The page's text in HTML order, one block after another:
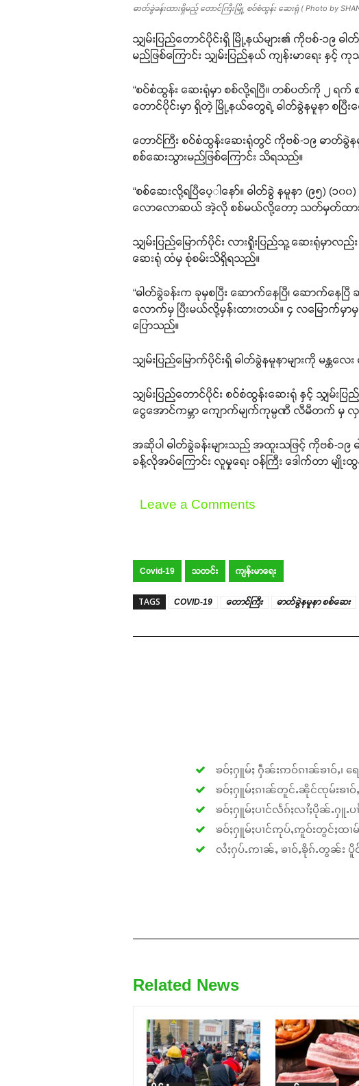
ဓာတ်ခွဲခန်းထားရှိမည့် တောင်ကြီးမြို့ စဝ်စံထွန်း ဆေးရုံ ( Photo by
သျှမ်းပြည်တောင်ပိုင်းရှိ မြို့နယ်များ၏ ကိုဗစ်-၁၉
မည်ဖြစ်ကြောင်း သျှမ်းပြည်နယ် ကျန်းမာရေး နှ
“စဝ်စံထွန်း ဆေးရုံမှာ စစ်လို့ရပြီ။ တစ်ပတ်ကို ၂ ရက်
တောင်ပိုင်းမှာ ရှိတဲ့ မြို့နယ်တွေရဲ့ ဓါတ်ခွဲနမူနာ စပြီ
တောင်ကြီး စဝ်စံထွန်းဆေးရုံတွင် ကိုဗစ်-၁၉ ဓာတ်ခွဲန
စစ်ဆေးသွားမည်ဖြစ်ကြောင်း သိရသည်။
“စစ်ဆေးလို့ရပြီပေ့ါနော်။ ဓါတ်ခွဲ နမူနာ (၉၅)
လောလောဆယ် အဲ့လို စစ်မယ်လို့တော့ သတ်မှတ်ထားပ
သျှမ်းပြည်မြောက်ပိုင်း လားရှိုးပြည်သူ့ ဆေးရုံမှ
ဆေးရုံ ထံမှ စုံစမ်းသိရှိရသည်။
“ဓါတ်ခွဲခန်းက ခုမှစပြီး ဆောက်နေပြီ၊ ဆောက်နေ
လောက်မှ ပြီးမယ်လို့မှန်းထားတယ်။ ၄ လမြောက်မှာ
ပြောသည်။
သျှမ်းပြည်မြောက်ပိုင်းရှိ ဓါတ်ခွဲနမူနာများကို မန္တ
သျှမ်းပြည်တောင်ပိုင်း စဝ်စံထွန်းဆေးရုံ နှင့် သျှမ်
ငွေအောင်ကမ္ဘာ ကျောက်မျက်ကုမ္ပဏီ လီမီတက် မှ လှူဒ
အဆိုပါ ဓါတ်ခွဲခန်းများသည် အထူးသဖြင့် ကိုဗစ်-၁၉ ဓါ
ခန့်လိုအပ်ကြောင်း လူမှုရေး ဝန်ကြီး ဒေါက်တာ မျိုးထွ
Leave a Comments
Covid-19 သတင်း ကျန်းမာရေး
TAGS COVID-19 တောင်ကြီး ဓာတ်ခွဲနမူနာ စစ်ဆေး
ၶဝ်ႈႁူမ်ႈ ႁဵၼ်းဢဝ်ၵၢၼ်ၶၢဝ်ႇ၊
ၶဝ်ႈႁူမ်ႈၵၢၼ်တူင်ႉၼိုင်ၸုမ်းၶၢဝ်
ၶဝ်ႈႁူမ်ႈပၢင်လႅၵ်ႈလၢႆႈပိုၼ်ႉႁူ
ၶဝ်ႈႁူမ်ႈပၢင်ဢုပ်ႇဢူဝ်းတွင်ႈထၢမ်
လႆႈႁပ်ႉဢၢၼ်ႇ ၶၢဝ်ႇၶိုၵ်ႉတွၼ်း
Related News